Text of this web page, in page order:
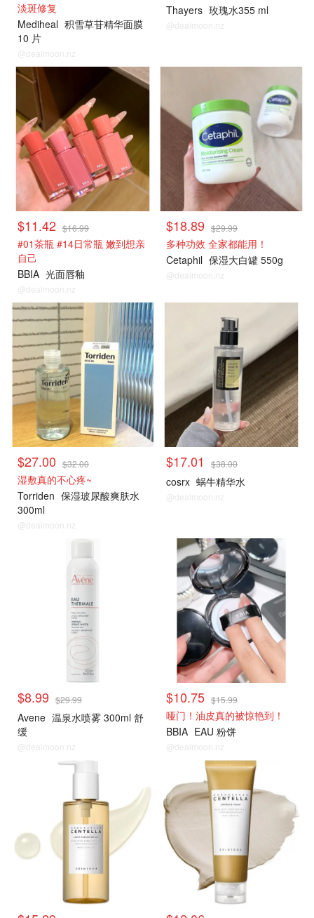
淡斑修复
Mediheal 积雪草苷精华面膜
10 片
@dealmoon.nz
Thayers 玫瑰水355 ml
@dealmoon.nz
$11.42 $16.99
#01茶瓶 #14日常瓶 嫩到想亲
自己
BBIA 光面唇釉
@dealmoon.nz
$18.89 $29.99
多种功效 全家都能用！
Cetaphil 保湿大白罐 550g
@dealmoon.nz
$27.00 $32.00
湿敷真的不心疼~
Torriden 保湿玻尿酸爽肤水
300ml
@dealmoon.nz
$17.01 $38.00
cosrx 蜗牛精华水
@dealmoon.nz
$8.99 $29.99
Avene 温泉水喷雾 300ml 舒
缓
@dealmoon.nz
$10.75 $15.99
哑门！油皮真的被惊艳到！
BBIA EAU 粉饼
@dealmoon.nz